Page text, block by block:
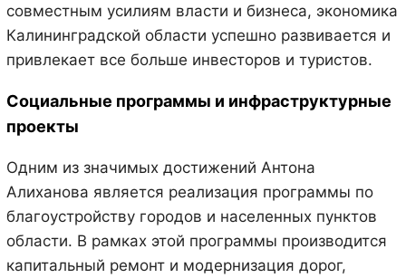
совместным усилиям власти и бизнеса, экономика
Калининградской области успешно развивается и
привлекает все больше инвесторов и туристов.
Социальные программы и инфраструктурные
проекты
Одним из значимых достижений Антона
Алиханова является реализация программы по
благоустройству городов и населенных пунктов
области. В рамках этой программы производится
капитальный ремонт и модернизация дорог,